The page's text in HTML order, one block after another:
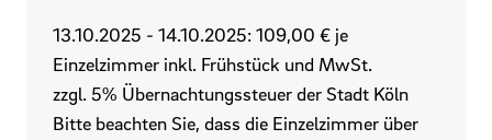
13.10.2025 - 14.10.2025: 109,00 € je
Einzelzimmer inkl. Frühstück und MwSt.
zzgl. 5% Übernachtungssteuer der Stadt Köln
Bitte beachten Sie, dass die Einzelzimmer über